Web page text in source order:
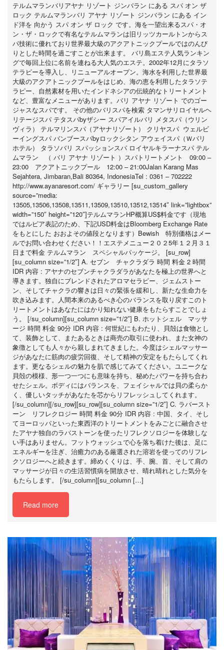
テルムマランバリアヤナ リゾート ジンバラン にある スパ オン ザ
ロック テルムマランバリ アヤナ リゾート ジンバラン にある イン
ド洋を 向かう スパ オン ザ ロック です。海を一望出来るスパ・オ
ン・ザ・ロックで有名なテルムマランは旧リッツカールトンからス
パ技術に優れており世界最大級のアクアトニックプールではのんび
りとした時間を過ごすことが出来ます。 バリ島エステ人気ランキン
グで毎回上位に名前を連ねる大人気のエステ。2002年12月にタラソ
テラピーを導入し、リニューアルオープン。海水を利用した世界最
大級のアクアトニックプールをはじめ、海の恵を利用したタラソテ
ラピー、自然素材を用いたインドネシアの伝統的なトリートメント
など、豊富なメニューがあります。バリ アヤナ リゾート でのゴー
ジャスなスパです。 その他のバリスパを検索 タマンサリロイヤルヘ
リテージスパ テタスパbyザシー スパアイルバリ メタスパ（ウリン
ヴィラ） テルマリンスパ（アヤナリゾート） クリヤスパ ウェルビ
ーイングスパ バンブースパbyロックシタン アウェイスパ（Ｗバリ
ホテル） タラソバリ スパッションスパ ロイヤルキラーナスパ テル
ムマラン （ バリ アヤナ リゾート ）スパトリートメント 09:00 –
23:00 アクアトニックプール 12:00 – 21:00Jalan Karang Mas
Sejahtera, Jimbaran,Bali 80364, IndonesiaTel : 0361 – 702222
http://www.ayanaresort.com/ ギャラリー [su_custom_gallery
source=”media:
13505,13506,13508,13511,13509,13510,13512,13514″ link=”lightbox”
width=”150″ height=”120″]テルムマランHP概算US$料金です（現地
ではルピア表記のため、下記USD料金はBloomberg Exchange Rate
をもとにした おおよその値段となります）Bewish 特別価格はメー
ルでお問い合わせください！！エステメニュー２０２5年１２月３１
日まで料金 テルムマラン スペシャルパッケージ。 [su_row]
[su_column size=”1/2″] A. セブン チャクラダラ 時間 料金 2 時間
IDR 内容 : アヤナのセブンチャクラダラがあなたを極上の世界へと
導きます。独自にブレンドされたアロマセラピー、ジェムストー
ン、そしてチャクラの響きは日々の緊張を緩和し、新たな生命力を
吹き込みます。人間本来のあるべき心のバランスを取り戻すこのト
リートメントはあなたにはかり知れない健康をもたらすことでしょ
う。 [/su_column][su_column size=”1/2″] B. ホットシェル マッサ
ージ 時間 料金 90分 IDR 内容 : 何世紀にもわたり、貝殻は食物とし
て、装飾として、またあるときは商売の取引に使われ、また女神の
象徴としても人々から親しまれてきました。今度はシェルマッサー
ジがあなたに筋肉の疲労回復、そして精神の安定をもたらしてくれ
ます。更なるシェルの魅力を肌で感じてみてください。ユニークな
貝殻の模様、形一つ一つにも意味を持ち、秘めたパワーを持ち合わ
せたシェル。ボディにはバランスを、フェイシャルでは貝の柔らか
く、優しいタッチがあなたを芯からリフレッシュしてくれます。
[/su_column][/su_row][su_row][su_column size=”1/2″] C. ラバースト
ーン リフレクロジー 時間 料金 90分 IDR 内容 : 中国、タイ、そし
てヨーロッパといった東西洋のトリートメントをみごとに融合させ
たアヤナ独自のラバストーンを使ったリフレクソロジーを体験しな
い手はありません。フットウォッシュで心を落ち着けた後は、足に
エネルギーを注ぎ、治癒力のある厳選された溶岩を使ってのリフレ
クソロジーへと続きます。締めくくりは、手、腕、首、そして肩の
マッサージが日々の生活習慣病を開放させ、晴れ晴れとした気分を
もたらします。 [/su_column][su_column […]
Read more